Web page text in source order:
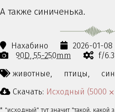
А также синиченька.
Нахабино 2026-01-08
90D 55-250mm
f/
животные,
птицы,
Скачать: Исходный (5000 ⨉
* "исходный" тут значит "такой, какой